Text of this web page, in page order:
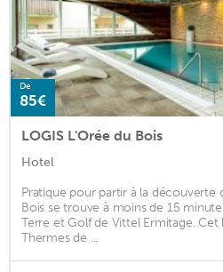
De
85€
LOGIS L'Orée du Bois
Hotel
Pratique pour partir à la découverte
Bois se trouve à moins de 15
Terre et Golf de Vittel Ermitage.
Thermes de ...